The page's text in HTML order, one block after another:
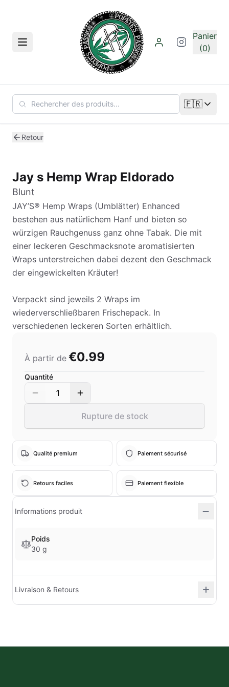
Menu
Panier
(0)
🇫🇷
Changer
Retour
Jay s Hemp Wrap Eldorado
Blunt
JAY’S® Hemp Wraps (Umblätter) Enhanced
bestehen aus natürlichem Hanf und bieten so
würzigen Rauchgenuss ganz ohne Tabak. Die mit
einer leckeren Geschmacksnote aromatisierten
Wraps unterstreichen dabei dezent den Geschmack
der eingewickelten Kräuter!
Verpackt sind jeweils 2 Wraps im
wiederverschließbaren Frischepack. In
verschiedenen leckeren Sorten erhältlich.
À partir de €0.99
Quantité
1
Rupture de stock
Qualité premium Paiement sécurisé
Retours faciles Paiement flexible
Informations produit
Poids
30 g
Livraison & Retours